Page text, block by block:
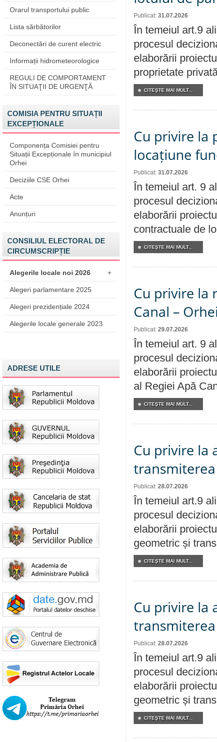
Orarul transportului public
Lista sărbătorilor
Deconectări de curent electric
Informații hidrometeorologice
REGULI DE COMPORTAMENT
ÎN SITUAŢII DE URGENŢĂ
COMISIA PENTRU SITUAȚII
EXCEPȚIONALE
Componența Comisiei pentru
Situații Excepționale în municipiul
Orhei
Deciziile CSE Orhei
Acte
Anunțuri
CONSILIUL ELECTORAL DE
CIRCUMSCRIPȚIE
Alegerile locale noi 2026 +
Alegeri parlamentare 2025
Alegeri prezidențiale 2024
Alegerile locale generale 2023
ADRESE UTILE
Publicat: 31.07.2026
În temeiul art.9
procesul
elaborării
proprietate
CITEŞTE MAI MULT...
Cu privire la
locațiune
Publicat: 31.07.2026
În temeiul art. 9
procesul
elaborării
contractuale de
CITEŞTE MAI MULT...
Cu privire la
Canal –
Publicat: 29.07.2026
În temeiul art. 9
procesul
elaborării
al Regiei Apă
CITEŞTE MAI MULT...
Cu privire la
Publicat: 28.07.2026
În temeiul art.9
procesul
elaborării
geometric și
CITEŞTE MAI MULT...
Cu privire la
Publicat: 28.07.2026
În temeiul art.9
procesul
elaborării
geometric și
CITEŞTE MAI MULT...